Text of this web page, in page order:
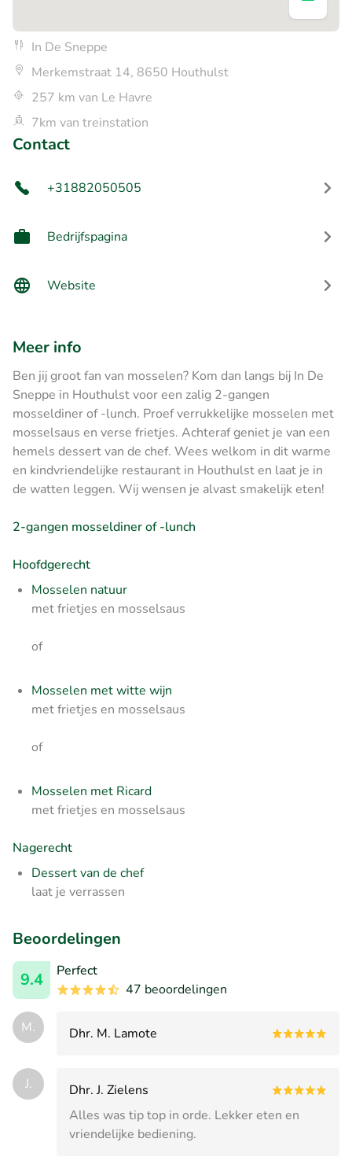
In De Sneppe
Merkemstraat 14, 8650 Houthulst
257 km van Le Havre
7km van treinstation
Contact
+31882050505
Bedrijfspagina
Website
Meer info
Ben jij groot fan van mosselen? Kom dan langs bij In De
Sneppe in Houthulst voor een zalig 2-gangen
mosseldiner of -lunch. Proef verrukkelijke mosselen met
mosselsaus en verse frietjes. Achteraf geniet je van een
hemels dessert van de chef. Wees welkom in dit warme
en kindvriendelijke restaurant in Houthulst en laat je in
de watten leggen. Wij wensen je alvast smakelijk eten!
2-gangen mosseldiner of -lunch
Hoofdgerecht
Mosselen natuur
met frietjes en mosselsaus
of
Mosselen met witte wijn
met frietjes en mosselsaus
of
Mosselen met Ricard
met frietjes en mosselsaus
Nagerecht
Dessert van de chef
laat je verrassen
Beoordelingen
9.4
Perfect
47 beoordelingen
M. Dhr. M. Lamote
J.
Dhr. J. Zielens
Alles was tip top in orde. Lekker eten en
vriendelijke bediening.